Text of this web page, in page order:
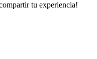
tu experiencia!